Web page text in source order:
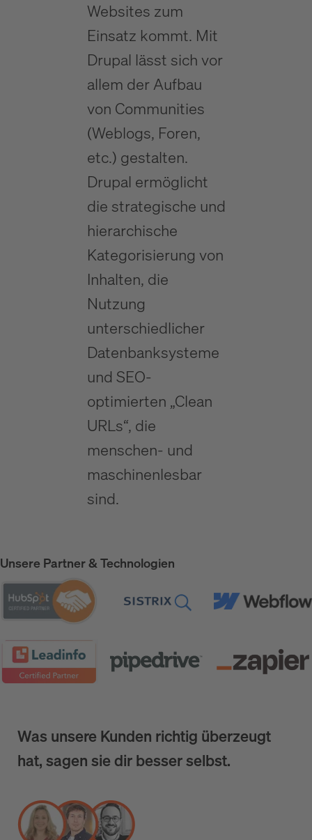
Websites zum
Einsatz kommt. Mit
Drupal lässt sich vor
allem der Aufbau
von Communities
(Weblogs, Foren,
etc.) gestalten.
Drupal ermöglicht
die strategische und
hierarchische
Kategorisierung von
Inhalten, die
Nutzung
unterschiedlicher
Datenbanksysteme
und SEO-
optimierten „Clean
URLs“, die
menschen- und
maschinenlesbar
sind.
Unsere Partner & Technologien
Was unsere Kunden richtig überzeugt
hat, sagen sie dir besser selbst.